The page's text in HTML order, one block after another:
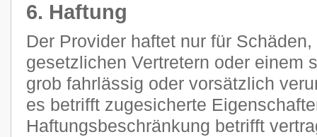
6. Haftung
Der Provider haftet nur für
gesetzlichen Vertretern oder einem
grob fahrlässig oder vorsätzlich
es betrifft zugesicherte
Haftungsbeschränkung betrifft